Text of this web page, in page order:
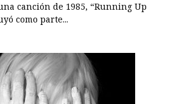
canción de 1985, “Running Up
como parte...